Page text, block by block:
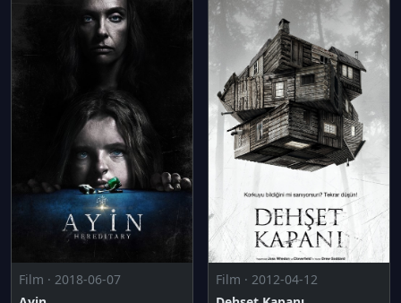
Film · 2018-06-07
Film · 2012-04-12